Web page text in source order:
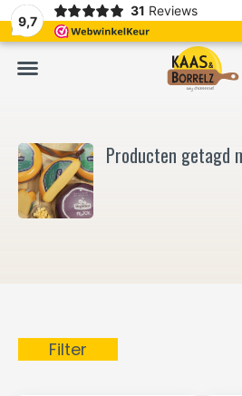
9,7
31 Reviews
Vers van het mes en
Producten getagd
Filter